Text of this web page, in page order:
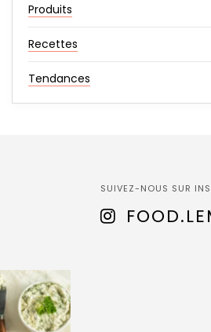
Produits
Recettes
Tendances
SUIVEZ-NOUS SUR